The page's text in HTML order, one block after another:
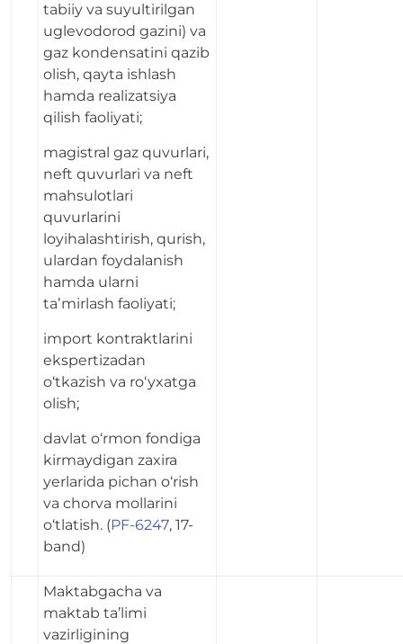
tabiiy va suyultirilgan
uglevodorod gazini) va
gaz kondensatini qazib
olish, qayta ishlash
hamda realizatsiya
qilish faoliyati;
magistral gaz quvurlari,
neft quvurlari va neft
mahsulotlari
quvurlarini
loyihalashtirish, qurish,
ulardan foydalanish
hamda ularni
taʼmirlash faoliyati;
import kontraktlarini
ekspertizadan
o‘tkazish va ro‘yxatga
olish;
davlat o‘rmon fondiga
kirmaydigan zaxira
yerlarida pichan o‘rish
va chorva mollarini
o‘tlatish. (PF-6247, 17-
band)
Maktabgacha va
maktab ta’limi
vazirligining